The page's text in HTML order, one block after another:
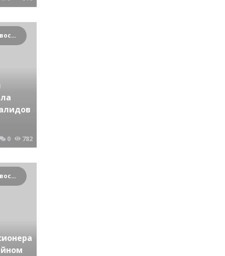
Криминальные новости Новосибирска и Сибирского региона
0 782
Криминальные новости Новосибирска и Сибирского региона